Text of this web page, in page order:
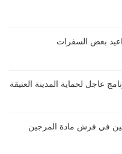
بعض السفرات
عاجل لحماية المدينة العتيقة
في فرش مادة المرجين